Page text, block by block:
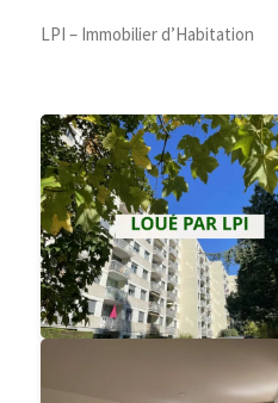
LPI – Immobilier d’Habitation